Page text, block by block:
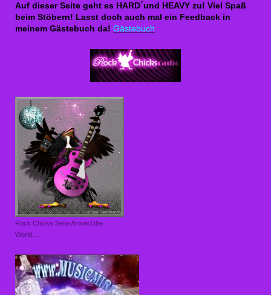
Auf dieser Seite geht es HARD´und HEAVY zu! Viel Spaß
beim Stöbern! Lasst doch auch mal ein Feedback in
meinem Gästebuch da! Gästebuch
Rock Chicks Seite Around the
World....